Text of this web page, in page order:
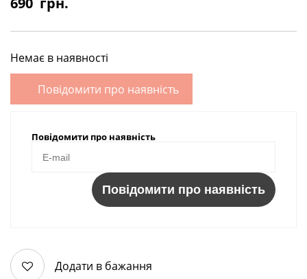
Немає в наявності
Повідомити про наявність
Повідомити про наявність
Повідомити про наявність
Додати в бажання